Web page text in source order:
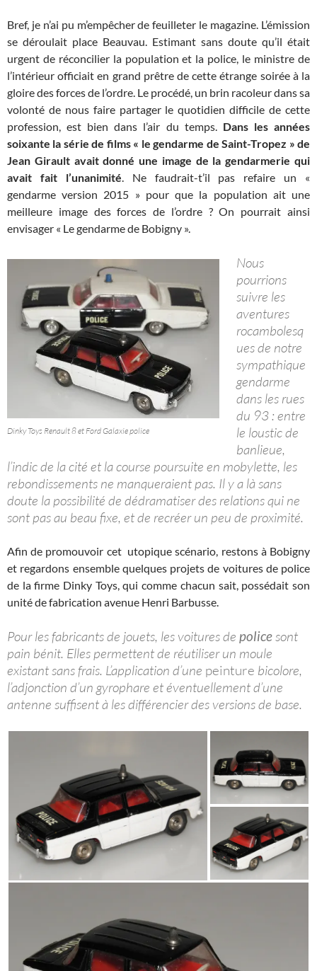
Bref, je n’ai pu m’empêcher de feuilleter le magazine. L’émission
se déroulait place Beauvau. Estimant sans doute qu’il était
urgent de réconcilier la population et la police, le ministre de
l’intérieur officiait en grand prêtre de cette étrange soirée à la
gloire des forces de l’ordre. Le procédé, un brin racoleur dans sa
volonté de nous faire partager le quotidien difficile de cette
profession, est bien dans l’air du temps. Dans les années
soixante la série de films « le gendarme de Saint-Tropez » de
Jean Girault avait donné une image de la gendarmerie qui
avait fait l’unanimité. Ne faudrait-t’il pas refaire un «
gendarme version 2015 » pour que la population ait une
meilleure image des forces de l’ordre ? On pourrait ainsi
envisager « Le gendarme de Bobigny ».
Dinky Toys Renault 8 et Ford Galaxie police
Nous
pourrions
suivre les
aventures
rocambolesq
ues de notre
sympathique
gendarme
dans les rues
du 93 : entre
le loustic de
banlieue,
l’indic de la cité et la course poursuite en mobylette, les
rebondissements ne manqueraient pas. Il y a là sans
doute la possibilité de dédramatiser des relations qui ne
sont pas au beau fixe, et de recréer un peu de proximité.
Afin de promouvoir cet utopique scénario, restons à Bobigny
et regardons ensemble quelques projets de voitures de police
de la firme Dinky Toys, qui comme chacun sait, possédait son
unité de fabrication avenue Henri Barbusse.
Pour les fabricants de jouets, les voitures de policesont
pain bénit. Elles permettent de réutiliser un moule
existant sans frais. L’application d’une peinture bicolore,
l’adjonction d’un gyrophare et éventuellement d’une
antenne suffisent à les différencier des versions de base.